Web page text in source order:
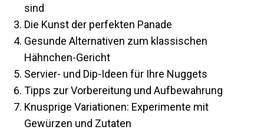
sind
Die Kunst der perfekten Panade
Gesunde Alternativen zum klassischen
Hähnchen-Gericht
Servier- und Dip-Ideen für Ihre Nuggets
Tipps zur Vorbereitung und Aufbewahrung
Knusprige Variationen: Experimente mit
Gewürzen und Zutaten